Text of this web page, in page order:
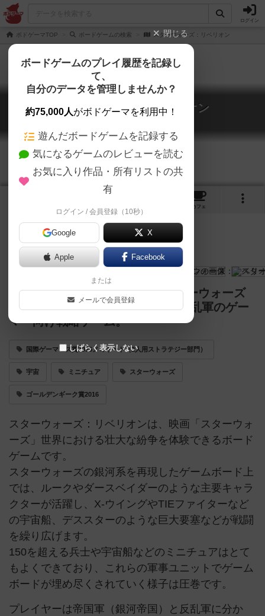
ログイン
ボドゲーマTOP ボードゲームの検索 スターウォーズ：リベリオン
スターウォーズ：リベリオン
Star Wars: Rebellion
カフェ
まるで映画のような壮大さ。スターウォーズ
世界を舞台にした、銀河帝国VS反乱軍のゲー
マー向け戦略ゲーム。
国際ゲーマーズ賞2016ノミネート（2人用ストラテジー部門）
宇宙 ミニチュア スターウォーズ
ゴールデンギーク賞2016
スターウォーズ：リベリオンは、映画「スターウォ
ーズ」世界における壮大な紛争を体験できるボード
ゲームです。
スターウォーズの銀河系を再現したゲームボード上
では、ルークやダースベイダーのような主要キャラ
クターが活躍し、X-ウイングやTIEファイターなど
の宇宙船、デススターのような巨大要塞などが戦闘
を繰り広げます。
150を超える兵士や宇宙船などのミニチュアはとて
もよくできており、これらの軍事ユニットでゲーム
ボードが埋め尽くされていく様子は圧巻です。
プレイヤーは帝国軍（銀河帝国）と反乱軍に分か
閉じる
ボードゲームのプレイ履歴を記録し
て、
自分のデータを管理しませんか？
約75,000人がボドゲーマを利用中！
遊んだボードゲームを記録する
気になるゲームのレビューを読む
お気に入り作品・所有リストの共
有
ログイン / 会員登録（10秒）
Google X
Apple Facebook
または
メールで会員登録
しばらく表示しない